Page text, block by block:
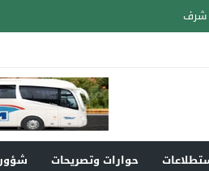
شرف
حوارات وتصريحات